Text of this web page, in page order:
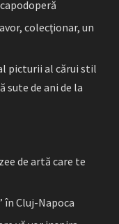
colecţionar, un
picturii al cărui stil
de ani de la
de artă care te
în Cluj-Napoca